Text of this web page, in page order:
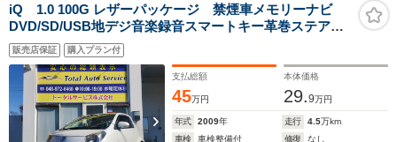
iQ 1.0 100G レザーパッケージ 禁煙車メモリーナビ
DVD/SD/USB地デジ音楽録音スマートキー革巻ステア前
後ドラレコECOモード純正15AW
販売店保証 購入プラン付
支払総額
45万円
本体価格
29.9万円
年式 2009年 走行 4.5万km
車検
車検整備付 修復
なし